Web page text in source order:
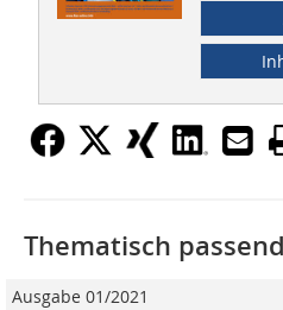
Thematisch
Ausgabe 01/2021